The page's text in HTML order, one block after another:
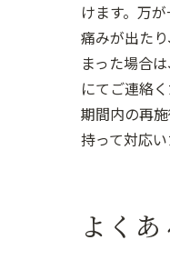
けます。万
痛みが出た
まった場合
にてご連絡
期間内の再
持って対応
よく